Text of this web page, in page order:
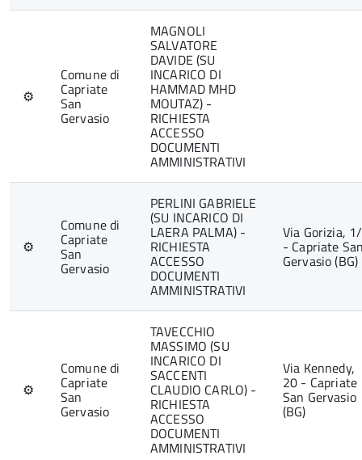
⚙
Comune di
Capriate
San
Gervasio
MAGNOLI
SALVATORE
DAVIDE (SU
INCARICO DI
HAMMAD MHD
MOUTAZ) -
RICHIESTA
ACCESSO
DOCUMENTI
AMMINISTRATIVI
⚙
Comune di
Capriate
San
Gervasio
PERLINI GABRIELE
(SU INCARICO DI
LAERA PALMA) -
RICHIESTA
ACCESSO
DOCUMENTI
AMMINISTRATIVI
Via Gorizia,
- Capriate
Gervasio (BG)
⚙
Comune di
Capriate
San
Gervasio
TAVECCHIO
MASSIMO (SU
INCARICO DI
SACCENTI
CLAUDIO CARLO) -
RICHIESTA
ACCESSO
DOCUMENTI
AMMINISTRATIVI
Via Kennedy,
20 - Capriate
San Gervasio
(BG)